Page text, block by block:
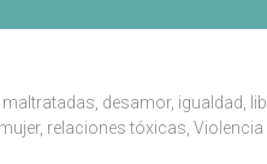
desamor, igualdad
mujer, relaciones tóxicas Violencia